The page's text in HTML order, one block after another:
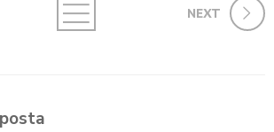
NEXT